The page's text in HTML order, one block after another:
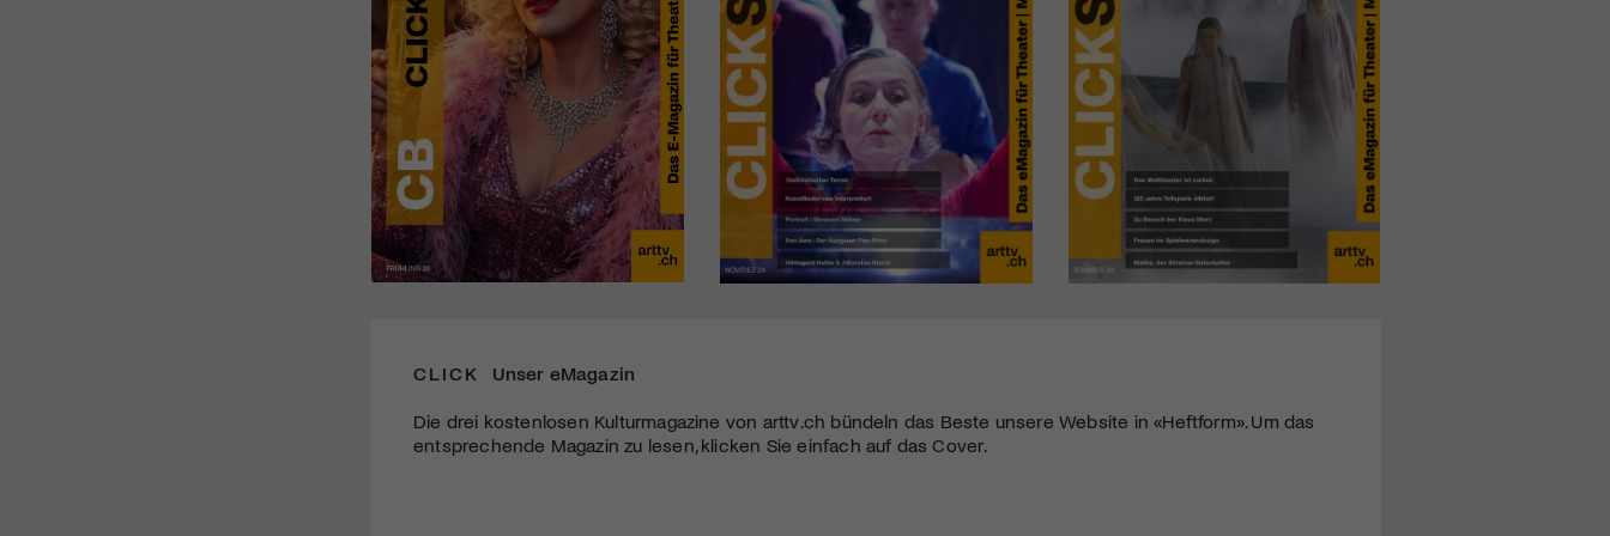
CLICK Unser eMagazin
Die drei kostenlosen Kulturmagazine von arttv.ch bündeln das Beste unsere Website in «Heftform». Um das
entsprechende Magazin zu lesen, klicken Sie einfach auf das Cover.